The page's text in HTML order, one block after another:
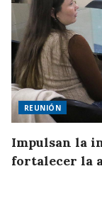
REUNIÓN
Impulsan la
fortalecer la